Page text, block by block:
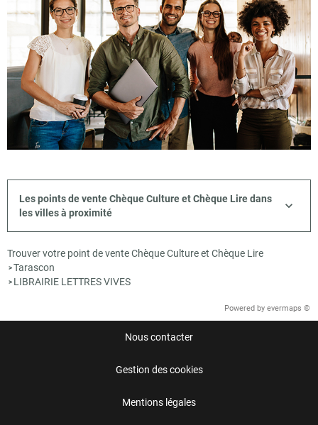
Les points de vente Chèque Culture et Chèque Lire dans
les villes à proximité
Trouver votre point de vente Chèque Culture et Chèque Lire
>Tarascon
> LIBRAIRIE LETTRES VIVES
Powered by evermaps ©
Nous contacter
Gestion des cookies
Mentions légales